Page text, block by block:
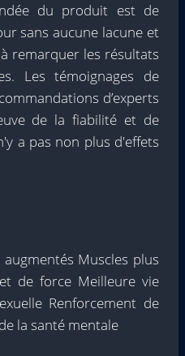
du produit est de
sans aucune lacune et
remarquer les résultats
Les témoignages de
d’experts
de la fiabilité et de
a pas non plus d'effets
Muscles plus
de force Meilleure vie
Renforcement de
la santé mentale